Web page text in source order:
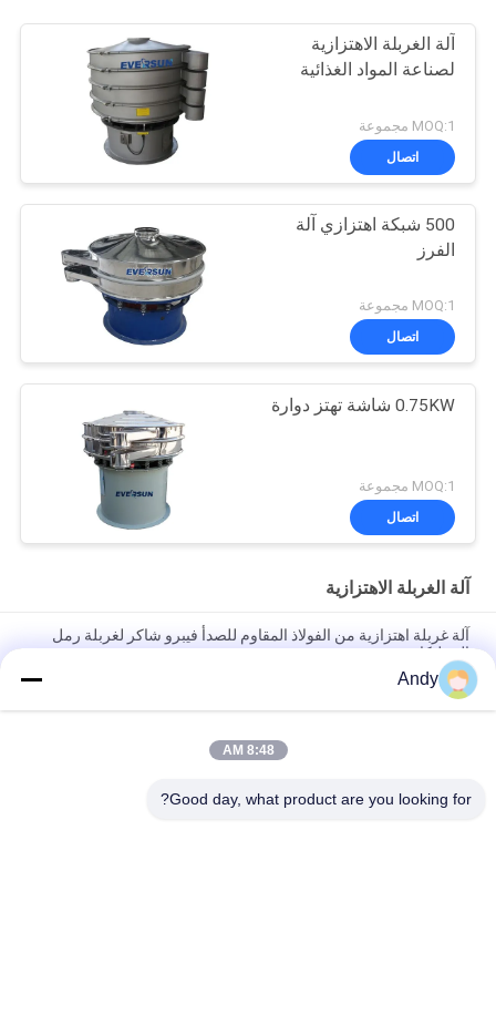
آلة الغربلة الاهتزازية
لصناعة المواد الغذائية
MOQ:1 مجموعة
اتصال
500 شبكة اهتزازي آلة
الفرز
MOQ:1 مجموعة
اتصال
0.75KW شاشة تهتز دوارة
MOQ:1 مجموعة
اتصال
آلة الغربلة الاهتزازية
آلة غربلة اهتزازية من الفولاذ المقاوم للصدأ فيبرو شاكر لغربلة رمل
السيليكا
آلة الفحص الاهتزازية باستخدام حركة المواد على سطح الشاشة لفصل
المواد الدقيقة والقاسية
آلة الفحص الاهتزازية ذات مسار حركة ثلاثي الأبعاد لفحص المواد الحبيبية
Andy
8:48 AM
Good day, what product are you looking for?